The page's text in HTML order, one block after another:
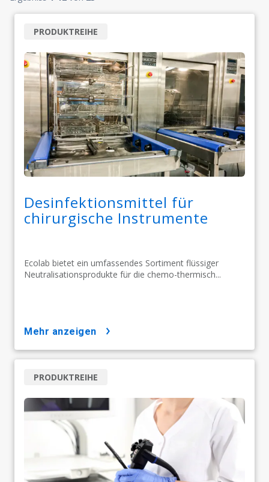
Desinfektionsmittel für
chirurgische Instrumente
Ecolab bietet ein umfassendes Sortiment flüssiger
Neutralisationsprodukte für die chemo-thermisch...
PRODUKTREIHE
mehr anzeigen
PRODUKTREIHE